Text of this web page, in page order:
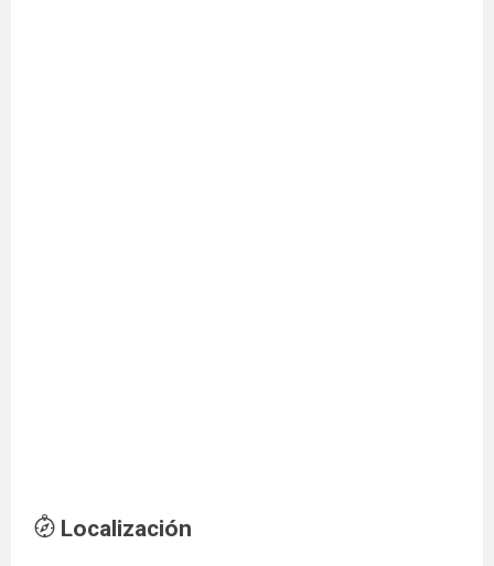
Localización